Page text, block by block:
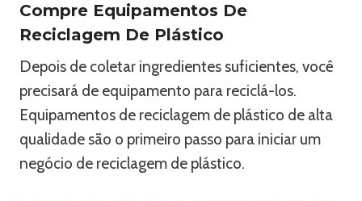
Compre Equipamentos De
Reciclagem De Plástico
Depois de coletar ingredientes suficientes, você
precisará de equipamento para reciclá-los.
Equipamentos de reciclagem de plástico de alta
qualidade são o primeiro passo para iniciar um
negócio de reciclagem de plástico.